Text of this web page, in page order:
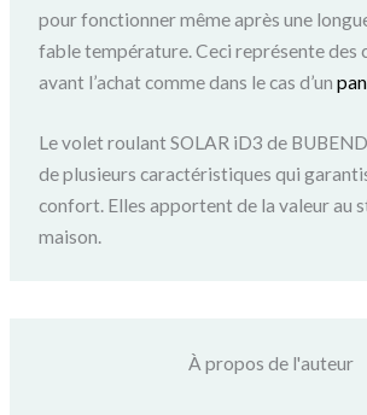
pour fonctionner même après une
fable température. Ceci représente des
avant l’achat comme dans le cas d’un
Le volet roulant SOLAR iD3 de
de plusieurs caractéristiques qui
confort. Elles apportent de la valeur au
maison.
À propos de l'auteur